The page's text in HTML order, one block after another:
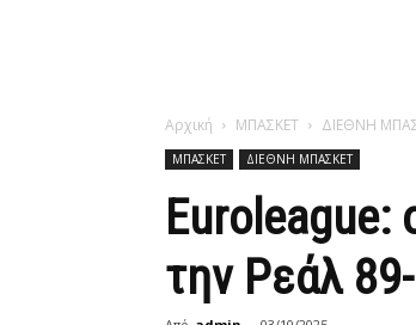
Αρχική ΜΠΑΣΚΕΤ ΔΙΕΘΝΗ
ΜΠΑΣΚΕΤ ΔΙΕΘΝΗ ΜΠΑΣΚΕΤ
Euroleague:
την Ρεάλ